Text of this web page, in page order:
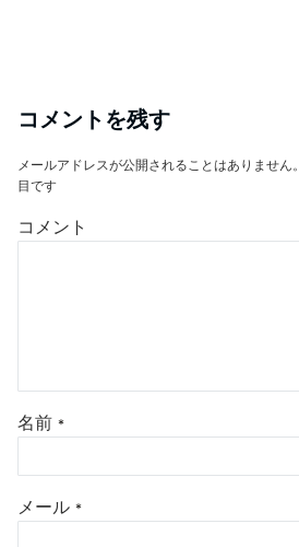
コメントを残す
メールアドレスが公開されることはありません。
目です
コメント
名前 *
メール *